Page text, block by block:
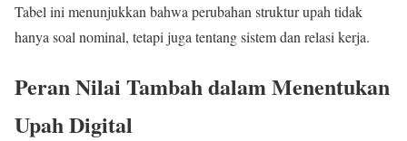
Tabel ini menunjukkan bahwa perubahan struktur upah tidak
hanya soal nominal, tetapi juga tentang sistem dan relasi kerja.
Peran Nilai Tambah dalam Menentukan
Upah Digital